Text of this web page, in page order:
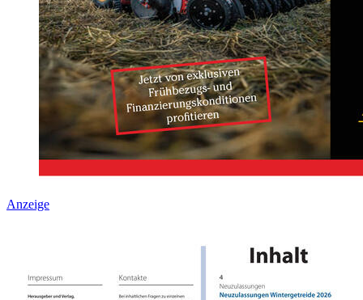
Anzeige